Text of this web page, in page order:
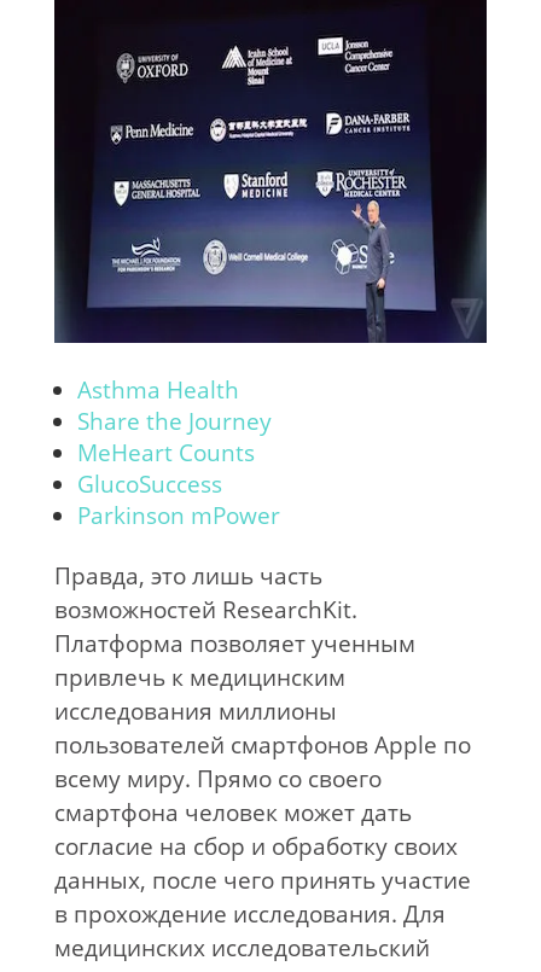
Asthma Health
Share the Journey
MeHeart Counts
GlucoSuccess
Parkinson mPower
Правда, это лишь часть
возможностей ResearchKit.
Платформа позволяет ученным
привлечь к медицинским
исследования миллионы
пользователей смартфонов Apple по
всему миру. Прямо со своего
смартфона человек может дать
согласие на сбор и обработку своих
данных, после чего принять участие
в прохождение исследования. Для
медицинских исследовательский